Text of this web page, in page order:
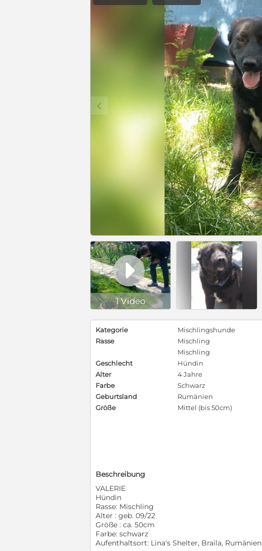
c

1 Video
Kategorie
Mischlingshunde
Rasse
Mischling
Mischling
Geschlecht
Hündin
Alter
4 Jahre
Farbe
Schwarz
Geburtsland
Rumänien
Größe
Mittel (bis 50cm)
Beschreibung
VALERIE
Hündin
Rasse: Mischling
Alter : geb. 09/22
Größe : ca. 50cm
Farbe: schwarz
Aufenthaltsort: Lina's Shelter, Braila, Rumänien